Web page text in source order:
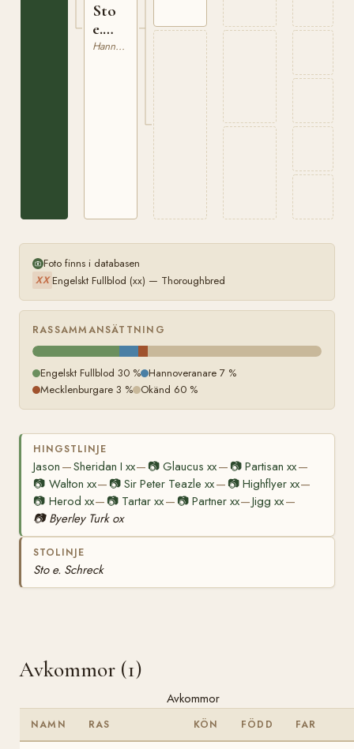
Sto
e.
Schreck
Hannoveranare
Foto finns i databasen
XX Engelskt Fullblod (xx) — Thoroughbred
RASSAMMANSÄTTNING
Engelskt Fullblod 30 % Hannoveranare 7 %
Mecklenburgare 3 % Okänd 60 %
HINGSTLINJE
Jason —Sheridan I xx— 📷Glaucus xx— 📷Partisan xx—
📷 Walton xx— 📷Sir Peter Teazle xx— 📷 Highflyer xx—
📷 Herod xx— 📷 Tartar xx— 📷 Partner xx—Jigg xx—
📷 Byerley Turk ox
STOLINJE
Sto e. Schreck
Avkommor (1)
Avkommor
NAMN RAS KÖN FÖDD FAR